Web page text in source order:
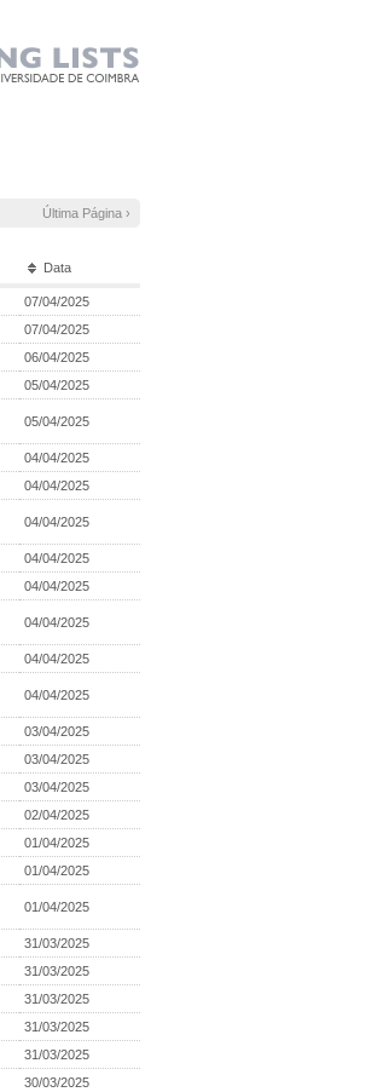
Última Página ›
Data
07/04/2025
07/04/2025
06/04/2025
05/04/2025
05/04/2025
04/04/2025
04/04/2025
04/04/2025
04/04/2025
04/04/2025
04/04/2025
04/04/2025
04/04/2025
03/04/2025
03/04/2025
03/04/2025
02/04/2025
01/04/2025
01/04/2025
01/04/2025
31/03/2025
31/03/2025
31/03/2025
31/03/2025
31/03/2025
30/03/2025